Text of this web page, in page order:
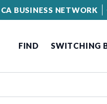
BUSINESS NETWORK
FIND SWITCHING